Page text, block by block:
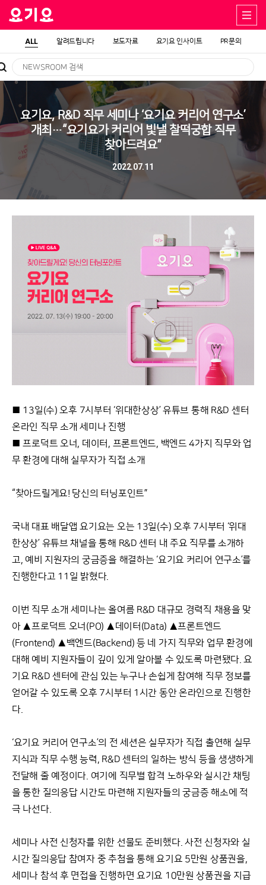
ALL 알려드립니다 보도자료 요기요 인사이트 PR문의
요기요, R&D 직무 세미나 ‘요기요 커리어 연구소’
개최…“요기요가 커리어 빛낼 찰떡궁합 직무
찾아드려요”
2022.07.11
■ 13일(수) 오후 7시부터 ‘위대한상상’ 유튜브 통해 R&D 센터
온라인 직무 소개 세미나 진행
■ 프로덕트 오너, 데이터, 프론트엔드, 백엔드 4가지 직무와 업
무 환경에 대해 실무자가 직접 소개
“찾아드릴게요! 당신의 터닝포인트”
국내 대표 배달앱 요기요는 오는 13일(수) 오후 7시부터 ‘위대
한상상’ 유튜브 채널을 통해 R&D 센터 내 주요 직무를 소개하
고, 예비 지원자의 궁금증을 해결하는 ‘요기요 커리어 연구소’를
진행한다고 11일 밝혔다.
이번 직무 소개 세미나는 올여름 R&D 대규모 경력직 채용을 맞
아 ▲프로덕트 오너(PO) ▲데이터(Data) ▲프론트엔드
(Frontend) ▲백엔드(Backend) 등 네 가지 직무와 업무 환경에
대해 예비 지원자들이 깊이 있게 알아볼 수 있도록 마련됐다. 요
기요 R&D 센터에 관심 있는 누구나 손쉽게 참여해 직무 정보를
얻어갈 수 있도록 오후 7시부터 1시간 동안 온라인으로 진행한
다.
‘요기요 커리어 연구소’의 전 세션은 실무자가 직접 출연해 실무
지식과 직무 수행 능력, R&D 센터의 일하는 방식 등을 생생하게
전달해 줄 예정이다. 여기에 직무별 합격 노하우와 실시간 채팅
을 통한 질의응답 시간도 마련해 지원자들의 궁금증 해소에 적
극 나선다.
세미나 사전 신청자를 위한 선물도 준비했다. 사전 신청자와 실
시간 질의응답 참여자 중 추첨을 통해 요기요 5만원 상품권을,
세미나 참석 후 면접을 진행하면 요기요 10만원 상품권을 지급